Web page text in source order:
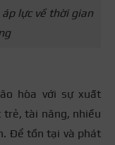
lực về thời gian
hòa với sự xuất
trẻ, tài năng, nhiều
Để tồn tại và phát